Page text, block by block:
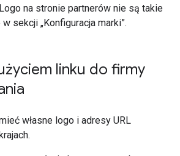
na stronie partnerów nie są takie
sekcji „Konfiguracja marki”.
linku do firmy
własne logo i adresy URL